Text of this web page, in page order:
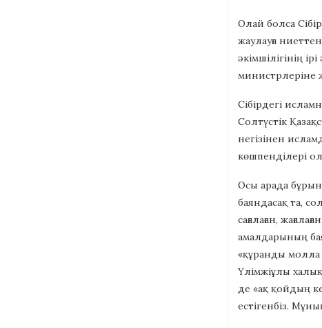
Олай болса
жаулауға
әкімшілігінің
министрлеріне
Сібірдегі
Солтүстік
негізінен
көшпенділері
Осы арада бұрын
баяндасақ та,
сағалаған,
амалдарының
«құранды молла
Үлімжіұлы
де «ақ қойдың
естігенбіз.